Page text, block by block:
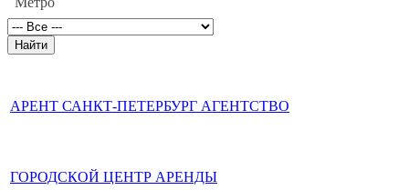
АРЕНТ САНКТ-ПЕТЕРБУРГ АГЕНТСТВО
ГОРОДСКОЙ ЦЕНТР АРЕНДЫ